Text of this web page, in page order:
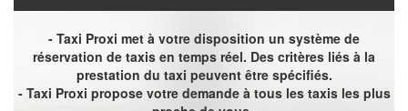
- Taxi Proxi met à votre disposition un système de
réservation de taxis en temps réel. Des critères liés à la
prestation du taxi peuvent être spécifiés.
- Taxi Proxi propose votre demande à tous les taxis les plus